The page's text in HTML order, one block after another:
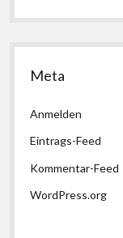
Meta
Anmelden
Eintrags-Feed
Kommentar-Feed
WordPress.org